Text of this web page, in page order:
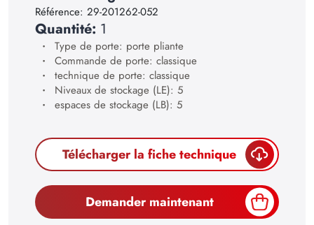
23
28
29
30
Référence: 29-201262-052
Quantité: 1
Type de porte: porte pliante
Commande de porte: classique
technique de porte: classique
Niveaux de stockage (LE): 5
espaces de stockage (LB): 5
Télécharger la fiche technique
Demander maintenant